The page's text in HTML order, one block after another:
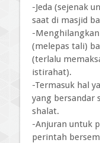
-Jeda (sejenak
saat di masjid
-
(melepas tali)
(terlalu
istirahat).
-Termasuk hal
yang bersandar
shalat.
-Anjuran untuk
perintah